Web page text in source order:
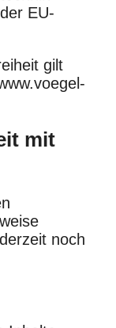
EU-
gilt
mit
noch